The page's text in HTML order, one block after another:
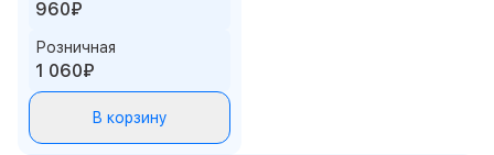
960₽
Розничная
1 060₽
В корзину